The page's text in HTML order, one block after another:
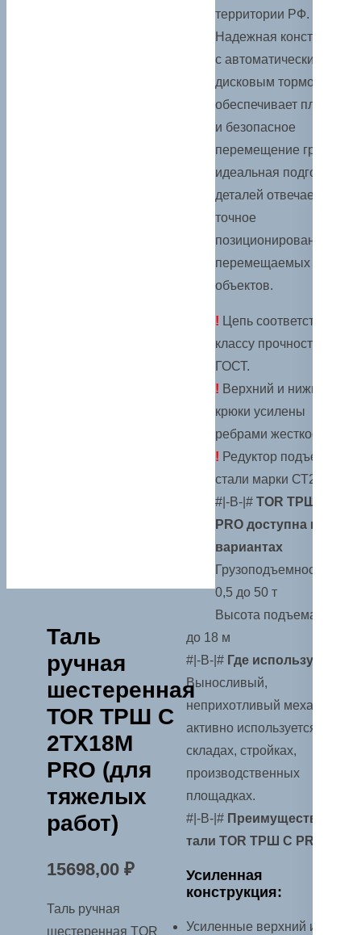
Таль
ручная
шестеренная
TOR ТРШ C
2ТХ18М
PRO (для
тяжелых
работ)
15698,00 ₽
Таль ручная
шестеренная TOR
территории РФ.
Надежная конструкция
с автоматическим
дисковым тормозом
обеспечивает плавное
и безопасное
перемещение грузов,
идеальная подгонка
деталей отвечает за
точное
позиционирование
перемещаемых
объектов.
! Цепь соответствует 8
классу прочности по
ГОСТ.
! Верхний и нижний
крюки усилены
ребрами жесткости.
! Редуктор подъема из
стали марки СТ20.
#|-B-|#TOR ТРШ С
PRO доступна в
вариантах
Грузоподъемность от
0,5 до 50 т
Высота подъема от 3
до 18 м
#|-B-|# Где используется?
Выносливый,
неприхотливый механизм
активно используется на
складах, стройках,
производственных
площадках.
#|-B-|# Преимущества
тали TOR ТРШ C PRO
Усиленная
конструкция:
Усиленные верхний и